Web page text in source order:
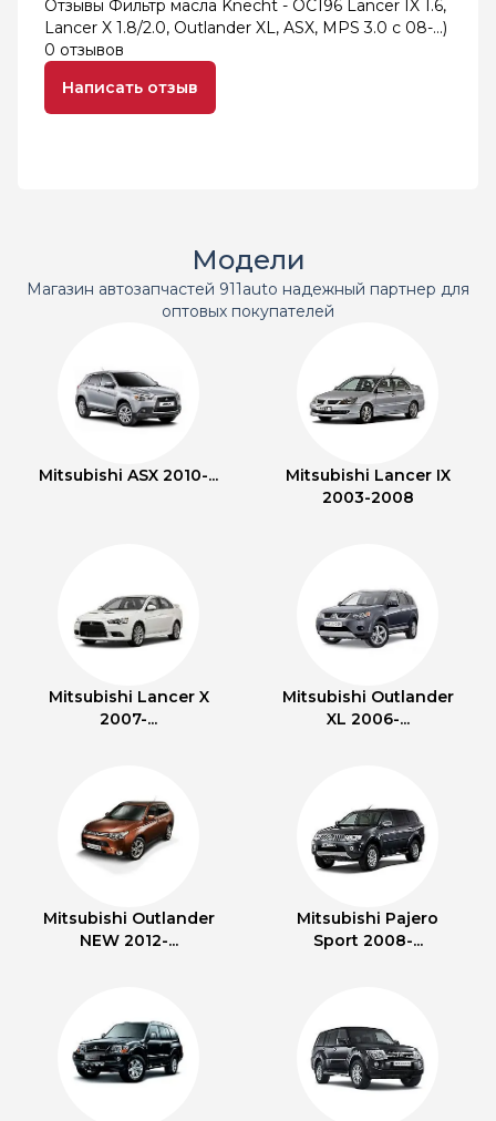
Отзывы Фильтр масла Knecht - OC196 Lancer IX 1.6,
Lancer X 1.8/2.0, Outlander XL, ASX, MPS 3.0 c 08-...)
0 отзывов
Написать отзыв
Модели
Магазин автозапчастей 911auto надежный партнер для
оптовых покупателей
Mitsubishi ASX 2010-...
Mitsubishi Lancer IX
2003-2008
Mitsubishi Lancer X
2007-...
Mitsubishi Outlander
XL 2006-...
Mitsubishi Outlander
NEW 2012-...
Mitsubishi Pajero
Sport 2008-...